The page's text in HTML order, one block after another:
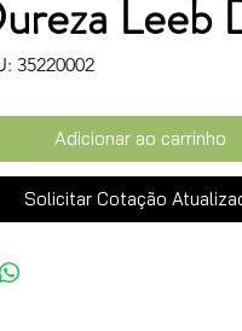
Leeb
35220002
Adicionar ao carrinho
Solicitar Cotação